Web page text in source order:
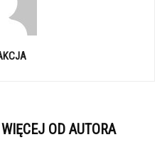
WIĘCEJ OD AUTORA